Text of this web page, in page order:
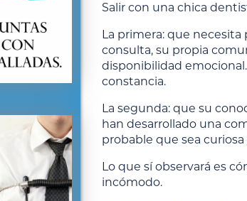
Salir con una chica
La primera: que
consulta, su propia
disponibilidad
constancia.
La segunda: que su
han desarrollado una
probable que sea
Lo que sí observará es
incómodo.